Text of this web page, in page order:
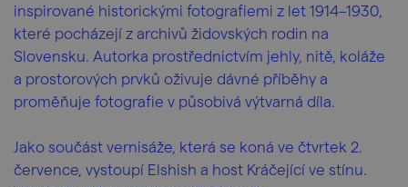
inspirované historickými fotografiemi z let 1914–1930,
které pocházejí z archivů židovských rodin na
Slovensku. Autorka prostřednictvím jehly, nitě, koláže
a prostorových prvků oživuje dávné příběhy a
proměňuje fotografie v působivá výtvarná díla.
Jako součást vernisáže, která se koná ve čtvrtek 2.
července, vystoupí Elshish a host Kráčející ve stínu.